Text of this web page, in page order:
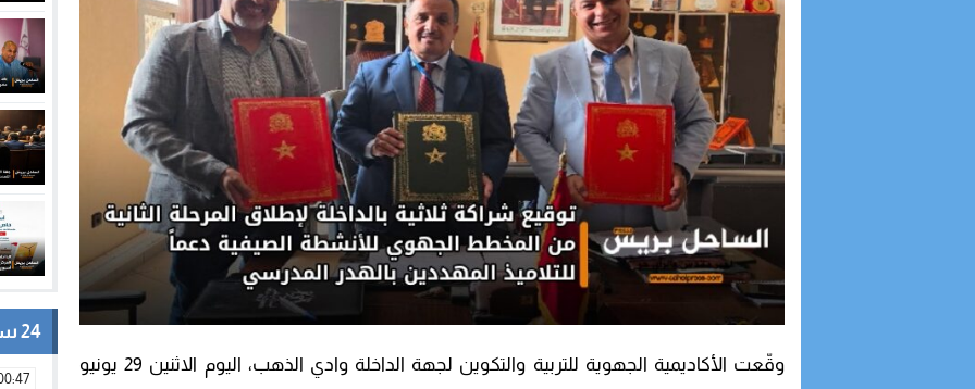
وقّعت الأكاديمية الجهوية للتربية والتكوين لجهة الداخلة وادي الذهب، اليوم الاثنين 29 يونيو
24 ساعة